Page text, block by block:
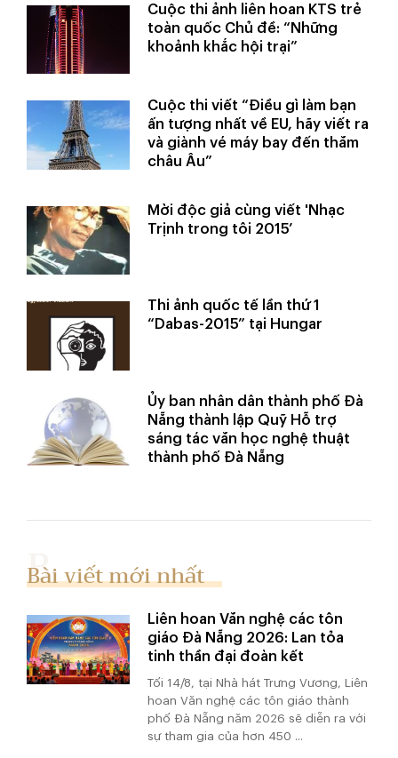
Cuộc thi ảnh liên hoan KTS trẻ
toàn quốc Chủ đề: “Những
khoảnh khắc hội trại”
Cuộc thi viết “Điều gì làm bạn
ấn tượng nhất về EU, hãy viết ra
và giành vé máy bay đến thăm
châu Âu”
Mời độc giả cùng viết 'Nhạc
Trịnh trong tôi 2015’
Thi ảnh quốc tế lần thứ 1
“Dabas-2015” tại Hungar
Ủy ban nhân dân thành phố Đà
Nẵng thành lập Quỹ Hỗ trợ
sáng tác văn học nghệ thuật
thành phố Đà Nẵng
Bài viết mới nhất
Liên hoan Văn nghệ các tôn
giáo Đà Nẵng 2026: Lan tỏa
tinh thần đại đoàn kết
Tối 14/8, tại Nhà hát Trưng Vương, Liên
hoan Văn nghệ các tôn giáo thành
phố Đà Nẵng năm 2026 sẽ diễn ra với
sự tham gia của hơn 450 ...